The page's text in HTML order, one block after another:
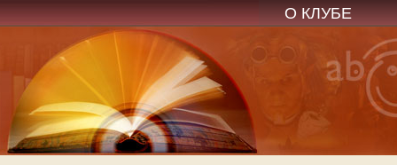
О КЛУБЕ